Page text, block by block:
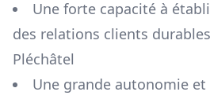
Une forte capacité à
des relations clients
Pléchâtel
Une grande autonomie et